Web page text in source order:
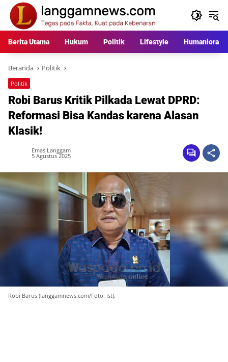
Langsung
konten
Berita Utama Hukum Politik Lifestyle Humaniora
Beranda Politik
Politik
Robi Barus Kritik Pilkada Lewat DPRD:
Reformasi Bisa Kandas karena Alasan
Klasik!
Emas Langgam
5 Agustus 2025
Robi Barus (langgamnews.com/Foto: Ist).